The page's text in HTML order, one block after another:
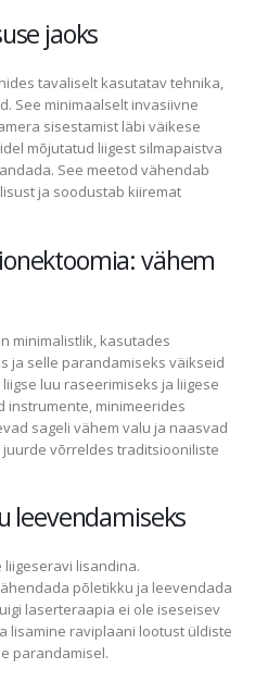
jaoks
tavaliselt kasutatav tehnika,
See minimaalselt invasiivne
sisestamist läbi väikese
mõjutatud liigest silmapaistva
See meetod vähendab
ja soodustab kiiremat
vähem
minimalistlik, kasutades
ja selle parandamiseks väikseid
luu raseerimiseks ja liigese
instrumente, minimeerides
sageli vähem valu ja naasvad
võrreldes traditsiooniliste
leevendamiseks
lisandina.
põletikku ja leevendada
laserteraapia ei ole iseseisev
lisamine raviplaani lootust üldiste
parandamisel.